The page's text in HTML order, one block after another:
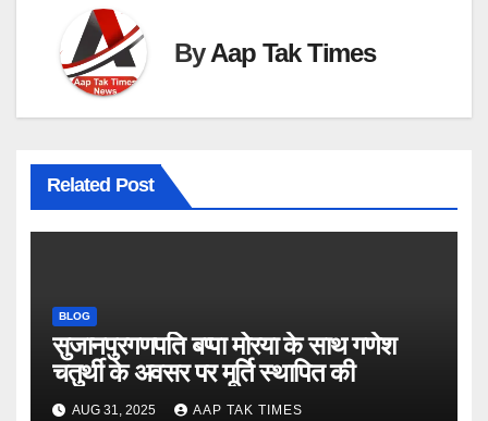
ByAap Tak Times
Related Post
BLOG
सुजानपुरगणपति बप्पा मोरया के साथ गणेश
चतुर्थी के अवसर पर मूर्ति स्थापित की
AUG 31, 2025 AAP TAK TIMES